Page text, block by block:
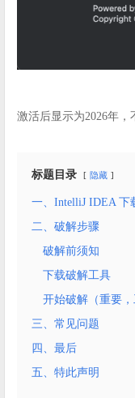
激活后显示为2026年
标题目录 隐藏
一、IntelliJ IDEA 下
二、破解步骤
破解前须知
下载破解工具
开始破解（重要
三、常见问题
四、最后
五、特此声明